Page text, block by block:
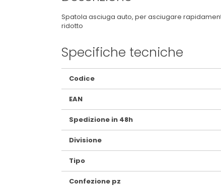
Spatola asciuga auto, per asciugare
ridotto
Specifiche tecniche
Maggiori
Informazioni
Codice
EAN
Spedizione in 48h
Divisione
Tipo
Confezione pz